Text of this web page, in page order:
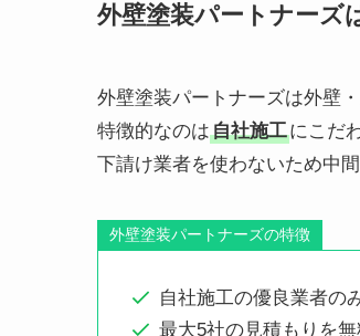
外壁塗装パートナーズ
外壁塗装パートナーズは外壁
特徴的なのは自社施工にこだ
下請け業者を使わないため中
外壁塗装パートナーズの特徴
自社施工の優良業者の
最大5社の見積もりを